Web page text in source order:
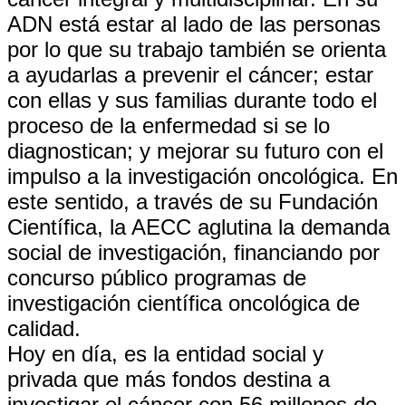
ADN está estar al lado de las personas
por lo que su trabajo también se orienta
a ayudarlas a prevenir el cáncer; estar
con ellas y sus familias durante todo el
proceso de la enfermedad si se lo
diagnostican; y mejorar su futuro con el
impulso a la investigación oncológica. En
este sentido, a través de su Fundación
Científica, la AECC aglutina la demanda
social de investigación, financiando por
concurso público programas de
investigación científica oncológica de
calidad.
Hoy en día, es la entidad social y
privada que más fondos destina a